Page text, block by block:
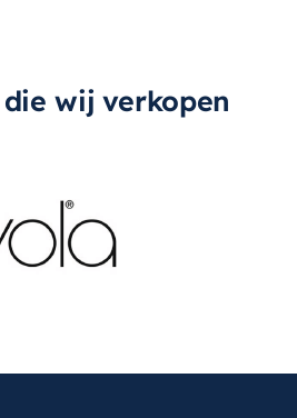
wij verkopen